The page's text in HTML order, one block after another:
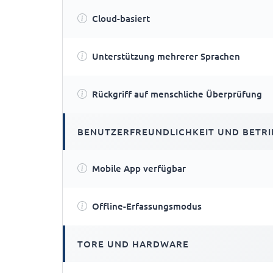
Cloud-basiert
Unterstützung mehrerer Sprachen
Rückgriff auf menschliche Überprüfung
BENUTZERFREUNDLICHKEIT UND
Mobile App verfügbar
Offline-Erfassungsmodus
TORE UND HARDWARE